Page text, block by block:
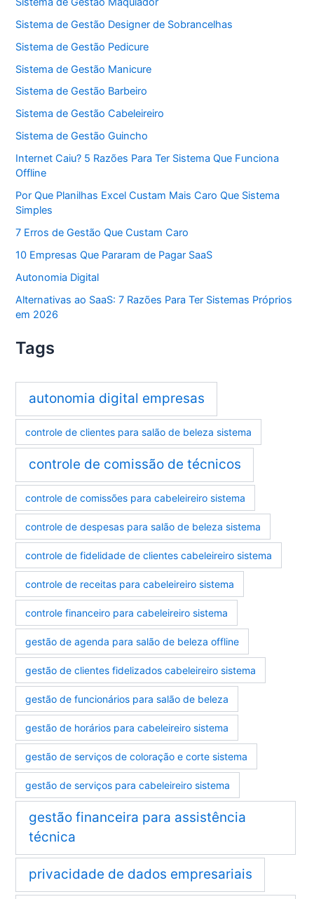
Sistema de Gestão Designer de Sobrancelhas
Sistema de Gestão Pedicure
Sistema de Gestão Manicure
Sistema de Gestão Barbeiro
Sistema de Gestão Cabeleireiro
Sistema de Gestão Guincho
Internet Caiu? 5 Razões Para Ter Sistema Que Funciona
Offline
Por Que Planilhas Excel Custam Mais Caro Que Sistema
Simples
7 Erros de Gestão Que Custam Caro
10 Empresas Que Pararam de Pagar SaaS
Autonomia Digital
Alternativas ao SaaS: 7 Razões Para Ter Sistemas Próprios
em 2026
Tags
autonomia digital empresas
controle de clientes para salão de beleza sistema
controle de comissão de técnicos
controle de comissões para cabeleireiro sistema
controle de despesas para salão de beleza sistema
controle de fidelidade de clientes cabeleireiro sistema
controle de receitas para cabeleireiro sistema
controle financeiro para cabeleireiro sistema
gestão de agenda para salão de beleza offline
gestão de clientes fidelizados cabeleireiro sistema
gestão de funcionários para salão de beleza
gestão de horários para cabeleireiro sistema
gestão de serviços de coloração e corte sistema
gestão de serviços para cabeleireiro sistema
gestão financeira para assistência
técnica
privacidade de dados empresariais